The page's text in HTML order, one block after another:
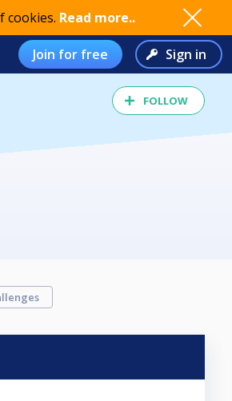
cookies. Read more..
Join for free Sign in
FOLLOW